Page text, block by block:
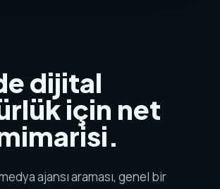
dijital
için net
ajansı araması, genel bir